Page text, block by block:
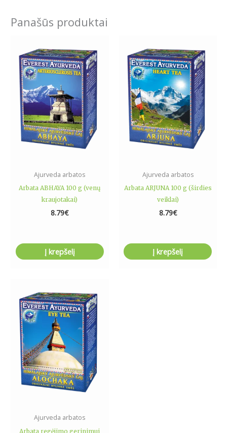
Panašūs produktai
Ajurveda arbatos
Arbata ABHAYA 100 g (venų
kraujotakai)
8.79€
Į krepšelį
Ajurveda arbatos
Arbata ARJUNA 100 g (širdies
veiklai)
8.79€
Į krepšelį
Ajurveda arbatos
Arbata regėjimo gerinimui